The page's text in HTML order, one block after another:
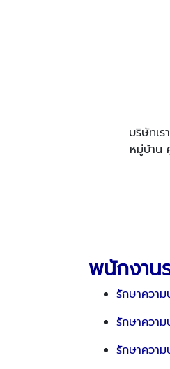
บริษัทเ
หมู่บ้าน
พนักงาน
รักษาควา
รักษาควา
รักษาควา